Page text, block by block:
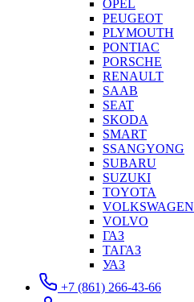
OPEL
PEUGEOT
PLYMOUTH
PONTIAC
PORSCHE
RENAULT
SAAB
SEAT
SKODA
SMART
SSANGYONG
SUBARU
SUZUKI
TOYOTA
VOLKSWAGEN
VOLVO
ГАЗ
ТАГАЗ
УАЗ
+7 (861) 266-43-66